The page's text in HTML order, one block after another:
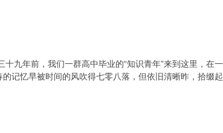
九年前，我们一群高中毕业的“知识青年”来到这里，在
记忆早被时间的风吹得七零八落，但依旧清晰昨，拾缀